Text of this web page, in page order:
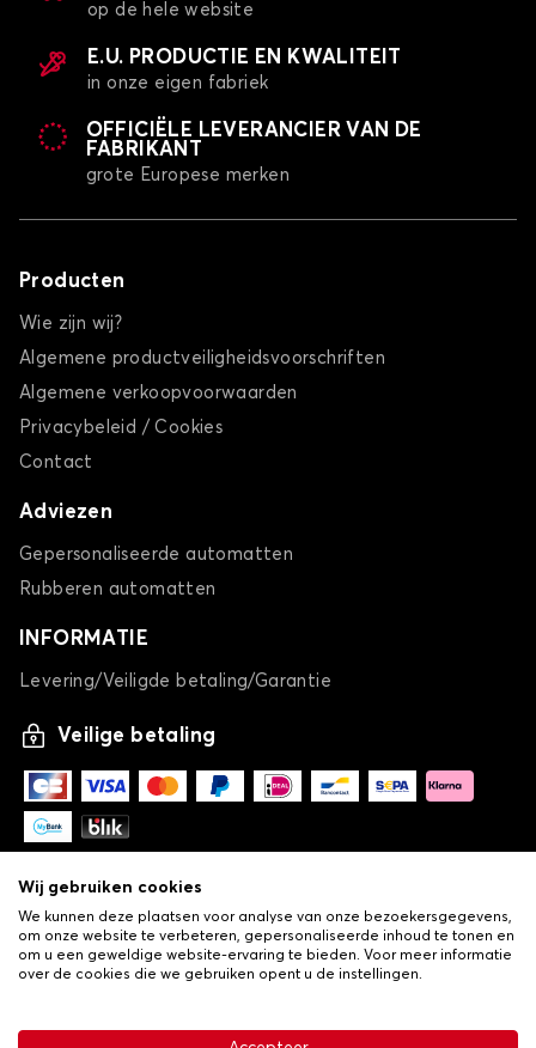
op de hele website
E.U. PRODUCTIE EN KWALITEIT
in onze eigen fabriek
OFFICIËLE LEVERANCIER VAN DE
FABRIKANT
grote Europese merken
Producten
Wie zijn wij?
Algemene productveiligheidsvoorschriften
Algemene verkoopvoorwaarden
Privacybeleid / Cookies
Contact
Adviezen
Gepersonaliseerde automatten
Rubberen automatten
INFORMATIE
Levering/Veiligde betaling/Garantie
Veilige betaling
Algemene verkoopvoorwaarden•Privacy- en cookiebeleid
Wij gebruiken cookies
We kunnen deze plaatsen voor analyse van onze bezoekersgegevens,
om onze website te verbeteren, gepersonaliseerde inhoud te tonen en
om u een geweldige website-ervaring te bieden. Voor meer informatie
over de cookies die we gebruiken opent u de instellingen.